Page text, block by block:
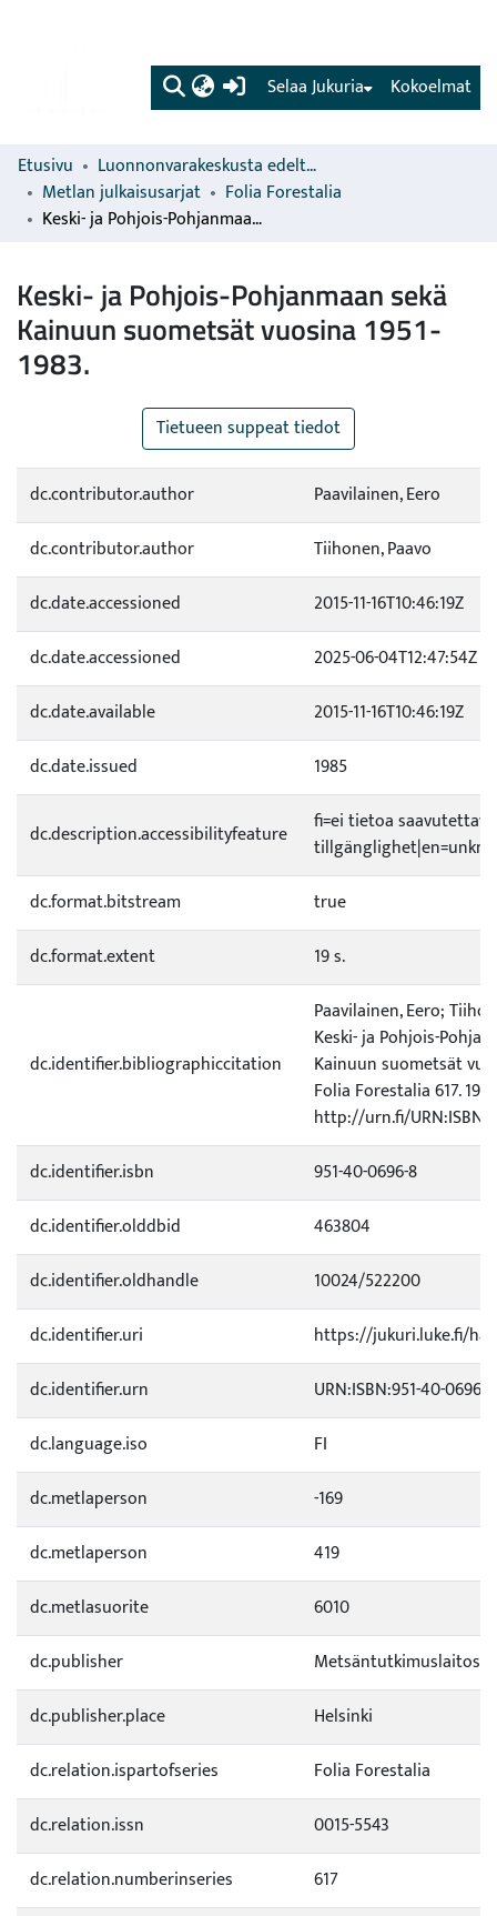
(current) Kokoelmat
Selaa Jukuria
Etusivu
Luonnonvarakeskusta edeltävien organisaatioiden sarjat
Metlan julkaisusarjat
Folia Forestalia
Keski- ja Pohjois-Pohjanmaan sekä Kainuun suometsät vuosina 1951-1983.
Keski- ja Pohjois-Pohjanmaan sekä
Kainuun suometsät vuosina 1951-
1983.
Tietueen suppeat tiedot
dc.contributor.author
Paavilainen, Eero
dc.contributor.author
Tiihonen, Paavo
dc.date.accessioned
2015-11-16T10:46:19Z
dc.date.accessioned
2025-06-04T12:47:54Z
dc.date.available
2015-11-16T10:46:19Z
dc.date.issued
1985
dc.description.accessibilityfeature
fi=ei tietoa
dc.format.bitstream
true
dc.format.extent
19 s.
dc.identifier.bibliographiccitation
Paavilainen, Eero;
Keski- ja Pohjois-
Kainuun suometsät
Folia Forestalia 617. 19 s.
http://urn.fi/
dc.identifier.isbn
951-40-0696-8
dc.identifier.olddbid
463804
dc.identifier.oldhandle
10024/522200
dc.identifier.uri
https://jukuri.luke.fi/
dc.identifier.urn
URN:ISBN:951-40-0696-8
dc.language.iso
FI
dc.metlaperson
-169
dc.metlaperson
419
dc.metlasuorite
6010
dc.publisher
Metsäntutkimuslaitos
dc.publisher.place
Helsinki
dc.relation.ispartofseries
Folia Forestalia
dc.relation.issn
0015-5543
dc.relation.numberinseries
617